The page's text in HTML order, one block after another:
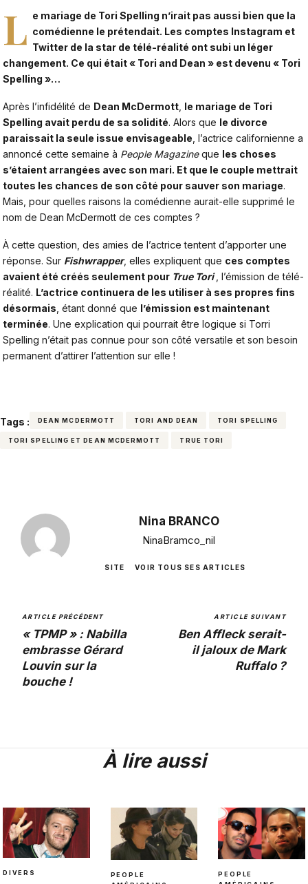
L e mariage de Tori Spelling n’irait pas aussi bien que la
comédienne le prétendait. Les comptes Instagram et
Twitter de la star de télé-réalité ont subi un léger
changement. Ce qui était « Tori and Dean » est devenu « Tori
Spelling »…
Après l’infidélité de Dean McDermott le mariage de Tori
Spelling avait perdu de sa solidité. Alors que le divorce
paraissait la seule issue envisageable , l’actrice californienne a
annoncé cette semaine à People Magazineque les choses
s’étaient arrangées avec son mari. Et que le couple mettrait
toutes les chances de son côté pour sauver son mariage.
Mais, pour quelles raisons la comédienne aurait-elle supprimé le
nom de Dean McDermott de ces comptes ?
À cette question, des amies de l’actrice tentent d’apporter une
réponse. Sur Fishwrapper, elles expliquent que ces comptes
avaient été créés seulement pour True Tori
, l’émission de télé-
réalité. L’actrice continuera de les utiliser à ses propres fins
désormais , étant donné que l’émission est maintenant
terminée. Une explication qui pourrait être logique si Torri
Spelling n’était pas connue pour son côté versatile et son besoin
permanent d’attirer l’attention sur elle !
Tags : DEAN MCDERMOTT TORI AND DEAN TORI SPELLING
TORI SPELLING ET DEAN MCDERMOTT TRUE TORI
Nina BRANCO
NinaBramco_nil
SITE VOIR TOUS SES ARTICLES
ARTICLE PRÉCÉDENT
« TPMP » : Nabilla
embrasse Gérard
Louvin sur la
bouche !
ARTICLE SUIVANT
Ben Affleck serait-
il jaloux de Mark
Ruffalo ?
À lire aussi
DIVERS
PEOPLE
PEOPLE